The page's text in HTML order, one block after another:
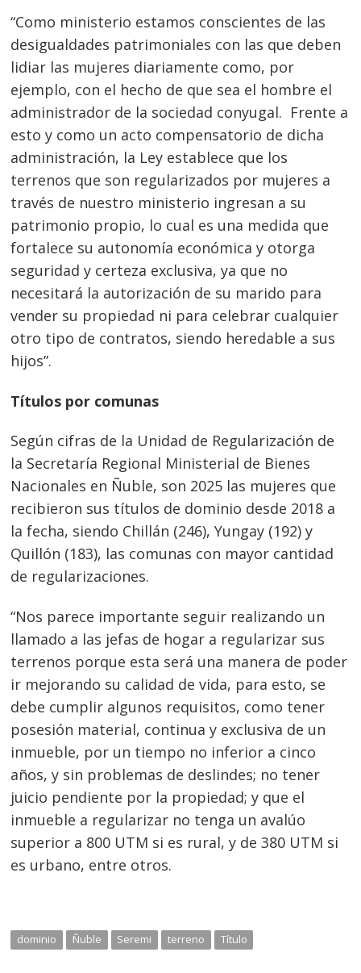
“Como ministerio estamos conscientes de las
desigualdades patrimoniales con las que deben
lidiar las mujeres diariamente como, por
ejemplo, con el hecho de que sea el hombre el
administrador de la sociedad conyugal. Frente a
esto y como un acto compensatorio de dicha
administración, la Ley establece que los
terrenos que son regularizados por mujeres a
través de nuestro ministerio ingresan a su
patrimonio propio, lo cual es una medida que
fortalece su autonomía económica y otorga
seguridad y certeza exclusiva, ya que no
necesitará la autorización de su marido para
vender su propiedad ni para celebrar cualquier
otro tipo de contratos, siendo heredable a sus
hijos”.
Títulos por comunas
Según cifras de la Unidad de Regularización de
la Secretaría Regional Ministerial de Bienes
Nacionales en Ñuble, son 2025 las mujeres que
recibieron sus títulos de dominio desde 2018 a
la fecha, siendo Chillán (246), Yungay (192) y
Quillón (183), las comunas con mayor cantidad
de regularizaciones.
“Nos parece importante seguir realizando un
llamado a las jefas de hogar a regularizar sus
terrenos porque esta será una manera de poder
ir mejorando su calidad de vida, para esto, se
debe cumplir algunos requisitos, como tener
posesión material, continua y exclusiva de un
inmueble, por un tiempo no inferior a cinco
años, y sin problemas de deslindes; no tener
juicio pendiente por la propiedad; y que el
inmueble a regularizar no tenga un avalúo
superior a 800 UTM si es rural, y de 380 UTM si
es urbano, entre otros.
dominio Ñuble Seremi terreno Título
Navegación
de
entradas